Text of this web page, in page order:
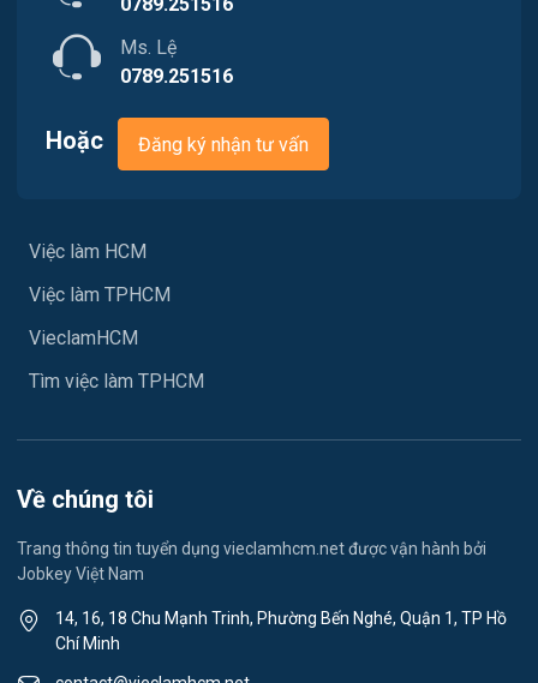
Tài chính
Xây dựng
Ngành khác
Vệ sinh công nghiệp
Du lịch
Ms. Lệ
0789.251516
Hoặc Đăng ký nhận tư vấn
Việc làm HCM
Việc làm TPHCM
VieclamHCM
Tìm việc làm TPHCM
Về chúng tôi
Trang thông tin tuyển dụng vieclamhcm.net được vận hành bởi
Jobkey Việt Nam
14, 16, 18 Chu Mạnh Trinh, Phường Bến Nghé, Quận 1, TP Hồ
Chí Minh